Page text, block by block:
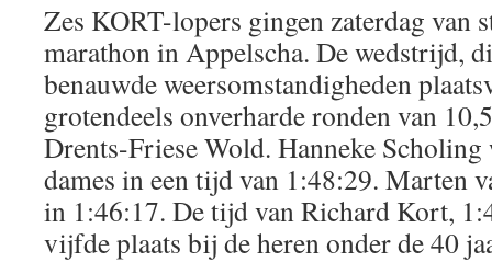
Zes KORT-lopers gingen zaterdag van
marathon in Appelscha. De wedstrijd,
benauwde weersomstandigheden
grotendeels onverharde ronden van
Drents-Friese Wold. Hanneke Scholing
dames in een tijd van 1:48:29. Marten
in 1:46:17. De tijd van Richard Kort,
vijfde plaats bij de heren onder de 40